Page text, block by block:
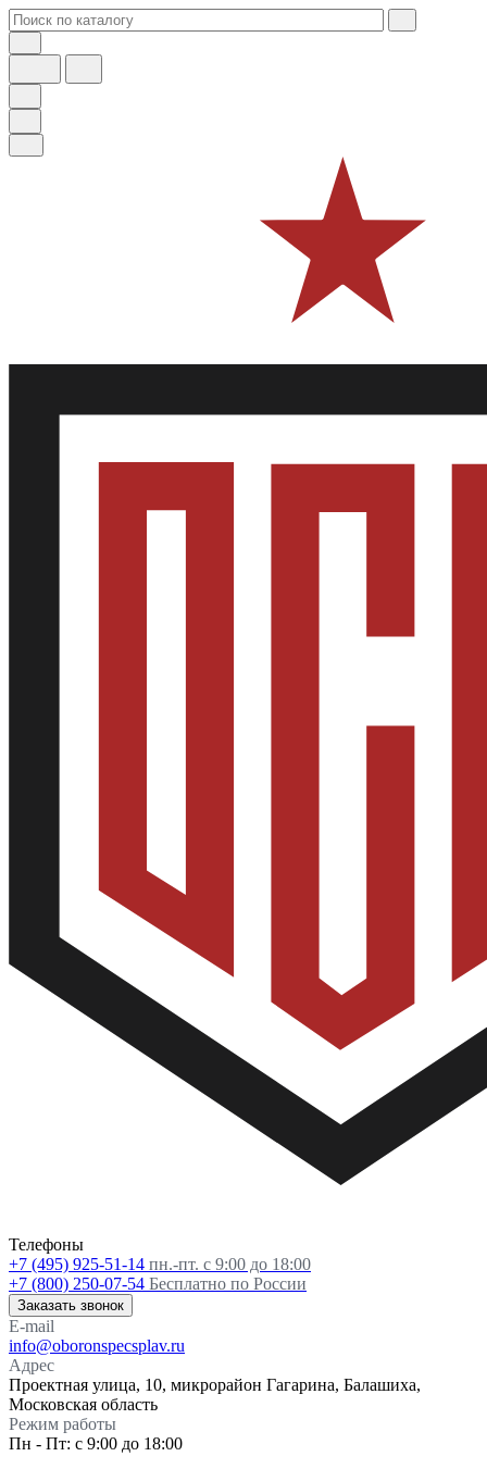
Телефоны
+7 (495) 925-51-14 пн.-пт. с 9:00 до 18:00
+7 (800) 250-07-54 Бесплатно по России
Заказать звонок
E-mail
info@oboronspecsplav.ru
Адрес
Проектная улица, 10, микрорайон Гагарина, Балашиха,
Московская область
Режим работы
Пн - Пт: с 9:00 до 18:00